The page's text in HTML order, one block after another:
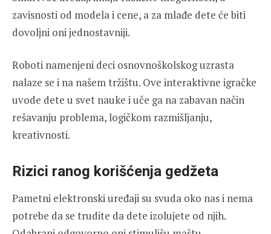
zavisnosti od modela i cene, a za mlađe dete će biti
dovoljni oni jednostavniji.
Roboti namenjeni deci osnovnoškolskog uzrasta
nalaze se i na našem tržištu. Ove interaktivne igračke
uvode dete u svet nauke i uče ga na zabavan način
rešavanju problema, logičkom razmišljanju,
kreativnosti.
Rizici ranog korišćenja gedžeta
Pametni elektronski uređaji su svuda oko nas i nema
potrebe da se trudite da dete izolujete od njih.